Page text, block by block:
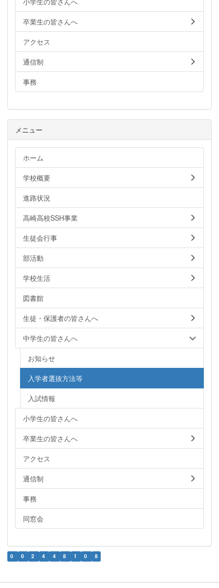
卒業生の皆さんへ
アクセス
通信制
事務
メニュー
ホーム
学校概要
進路状況
高崎高校SSH事業
生徒会行事
部活動
学校生活
図書館
生徒・保護者の皆さんへ
中学生の皆さんへ
お知らせ
入学者選抜方法等
入試情報
小学生の皆さんへ
卒業生の皆さんへ
アクセス
通信制
事務
同窓会
0 0 2 4 4 8 1 0 8